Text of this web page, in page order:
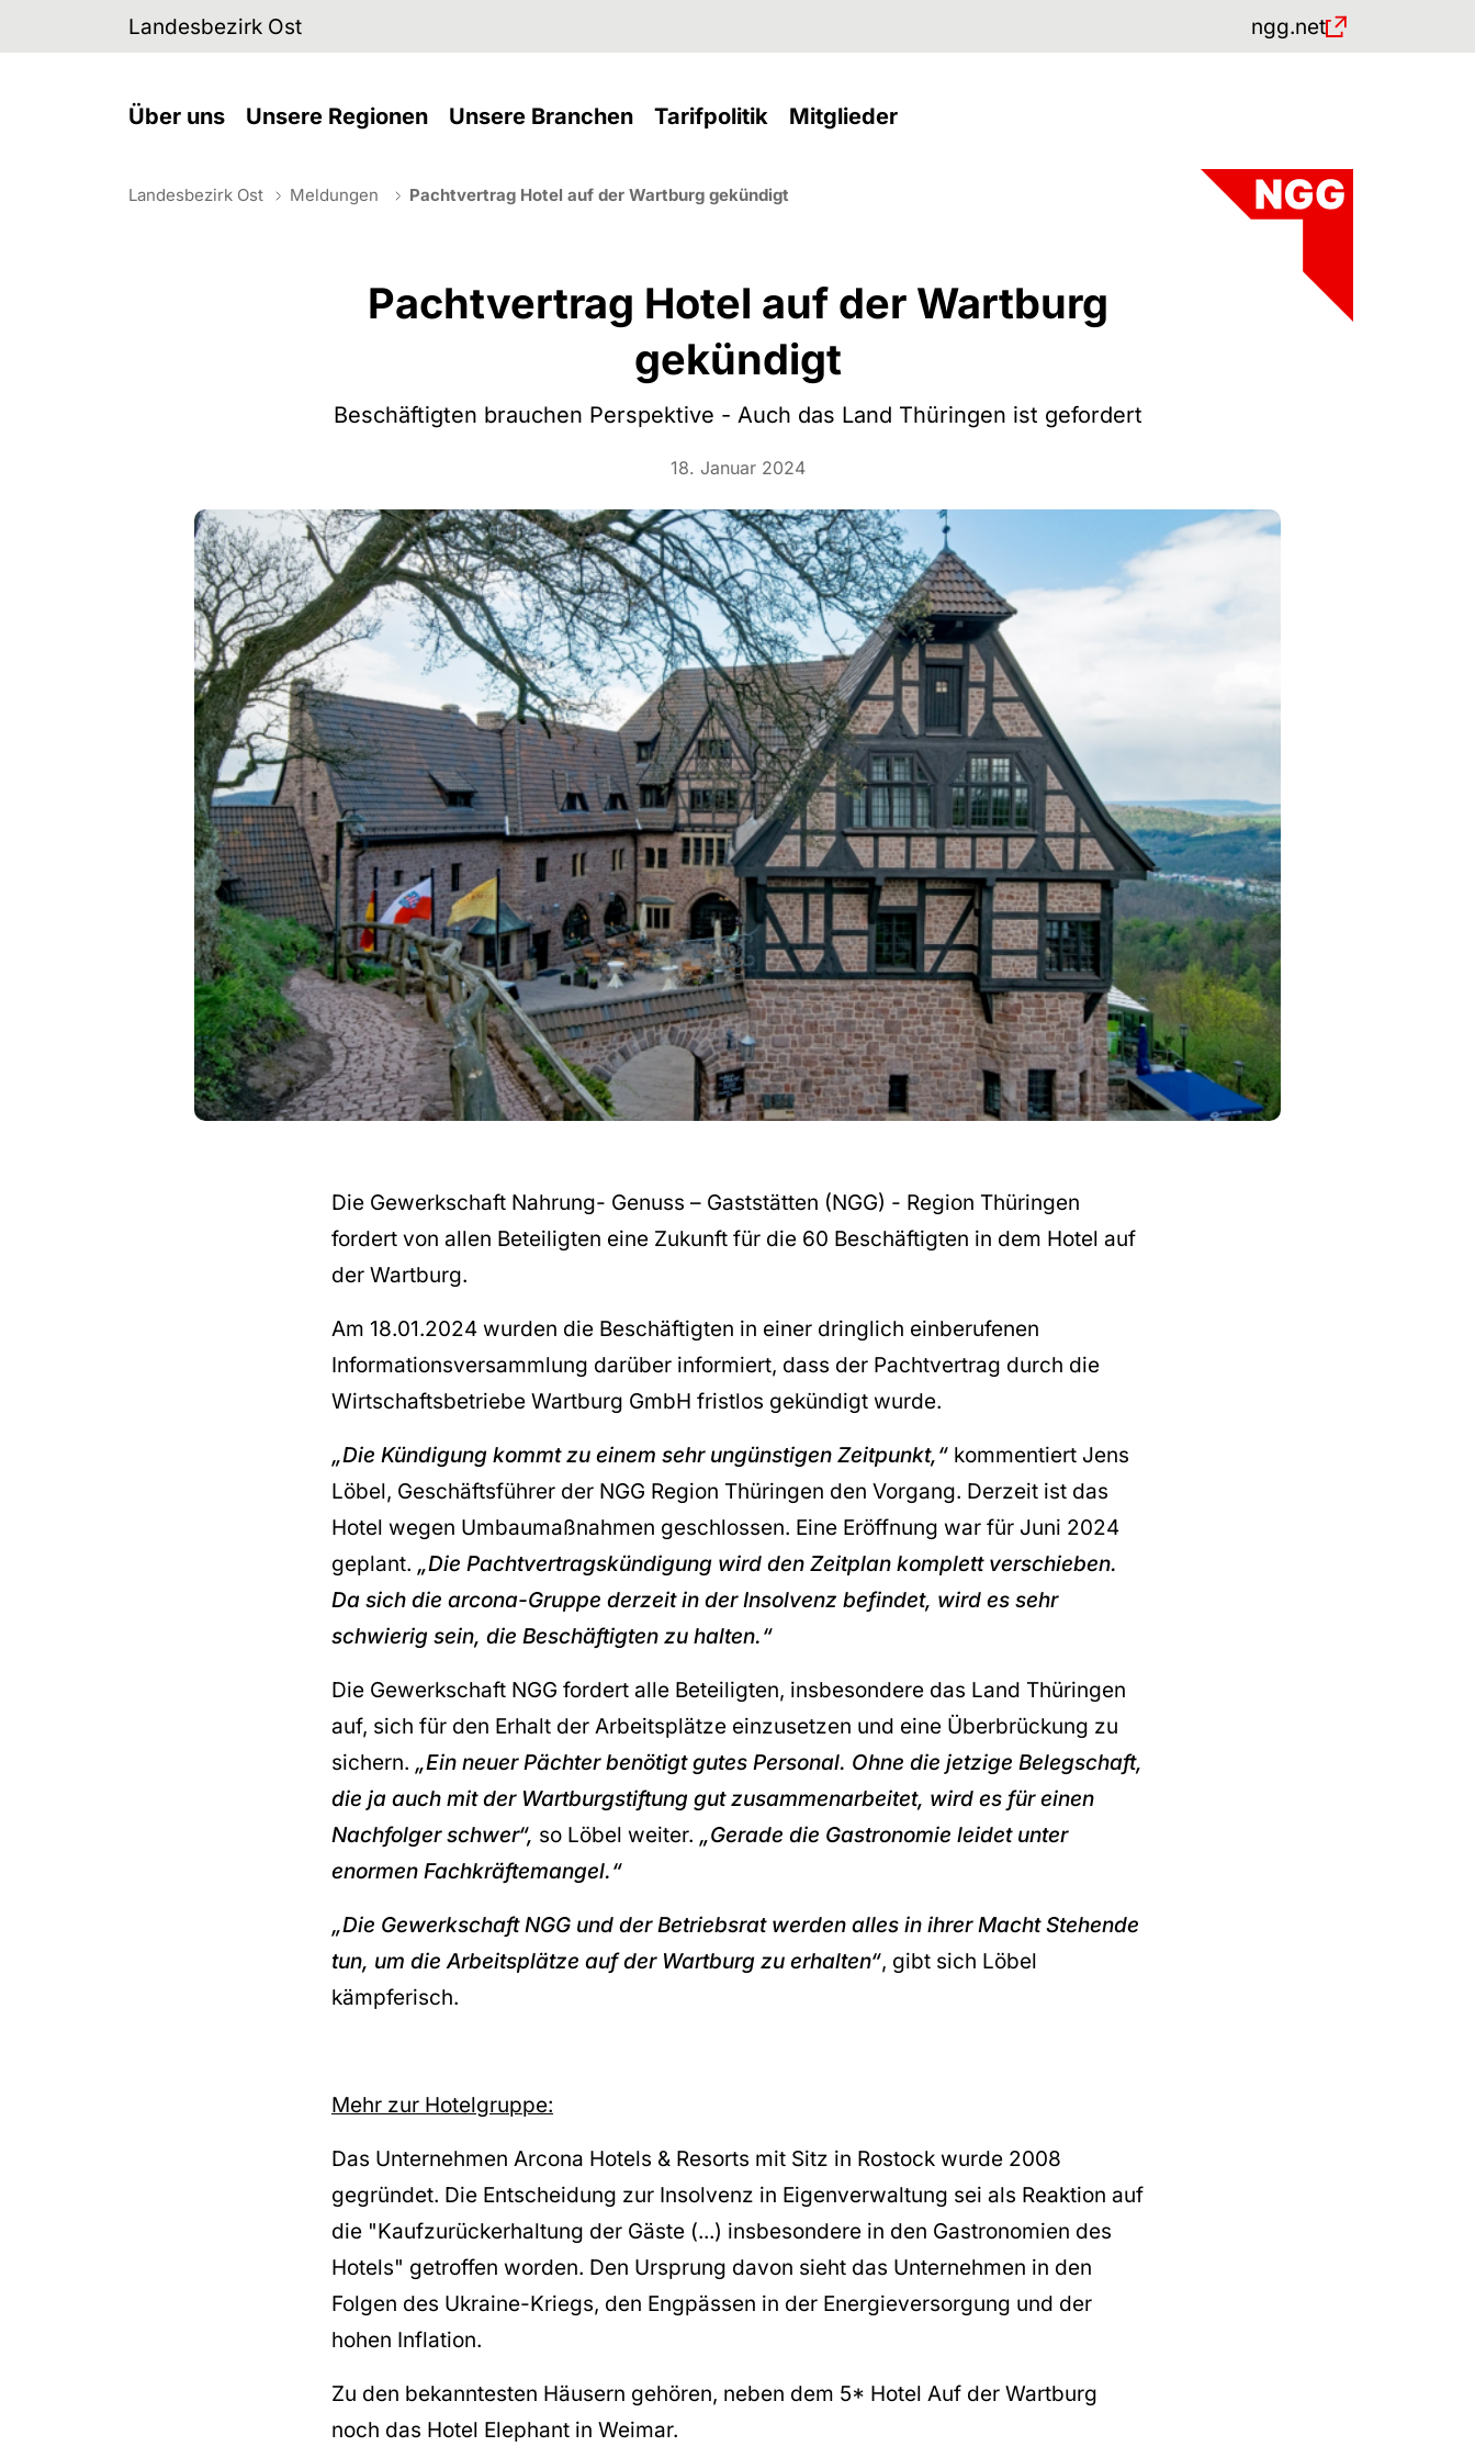
Skip to main navigation
Skip to main content
Skip to page footerLandesbezirk Ost ngg.net
Über uns(current)
Unsere Regionen(current)
Unsere Branchen(current)
Tarifpolitik (current)
Mitglieder(current)
You are here:
Landesbezirk Ost Meldungen Pachtvertrag Hotel auf der Wartburg gekündigt
Pachtvertrag Hotel auf der Wartburg
gekündigt
Beschäftigten brauchen Perspektive - Auch das Land Thüringen ist gefordert
18. Januar 2024
Die Gewerkschaft Nahrung- Genuss – Gaststätten (NGG) - Region Thüringen
fordert von allen Beteiligten eine Zukunft für die 60 Beschäftigten in dem Hotel auf
der Wartburg.
Am 18.01.2024 wurden die Beschäftigten in einer dringlich einberufenen
Informationsversammlung darüber informiert, dass der Pachtvertrag durch die
Wirtschaftsbetriebe Wartburg GmbH fristlos gekündigt wurde.
„Die Kündigung kommt zu einem sehr ungünstigen Zeitpunkt,“ kommentiert Jens
Löbel, Geschäftsführer der NGG Region Thüringen den Vorgang. Derzeit ist das
Hotel wegen Umbaumaßnahmen geschlossen. Eine Eröffnung war für Juni 2024
geplant. „Die Pachtvertragskündigung wird den Zeitplan komplett verschieben.
Da sich die arcona-Gruppe derzeit in der Insolvenz befindet, wird es sehr
schwierig sein, die Beschäftigten zu halten.“
Die Gewerkschaft NGG fordert alle Beteiligten, insbesondere das Land Thüringen
auf, sich für den Erhalt der Arbeitsplätze einzusetzen und eine Überbrückung zu
sichern. „Ein neuer Pächter benötigt gutes Personal. Ohne die jetzige Belegschaft,
die ja auch mit der Wartburgstiftung gut zusammenarbeitet, wird es für einen
Nachfolger schwer“, so Löbel weiter. „Gerade die Gastronomie leidet unter
enormen Fachkräftemangel.“
„Die Gewerkschaft NGG und der Betriebsrat werden alles in ihrer Macht Stehende
tun, um die Arbeitsplätze auf der Wartburg zu erhalten“, gibt sich Löbel
kämpferisch.
Mehr zur Hotelgruppe:
Das Unternehmen Arcona Hotels & Resorts mit Sitz in Rostock wurde 2008
gegründet. Die Entscheidung zur Insolvenz in Eigenverwaltung sei als Reaktion auf
die "Kaufzurückerhaltung der Gäste (...) insbesondere in den Gastronomien des
Hotels" getroffen worden. Den Ursprung davon sieht das Unternehmen in den
Folgen des Ukraine-Kriegs, den Engpässen in der Energieversorgung und der
hohen Inflation.
Zu den bekanntesten Häusern gehören, neben dem 5* Hotel Auf der Wartburg
noch das Hotel Elephant in Weimar.